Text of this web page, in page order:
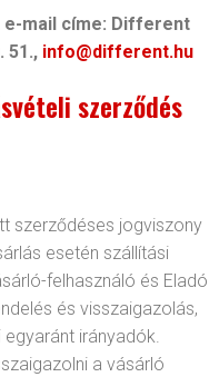
mail címe: Different
51., info@different.hu
szerződés
szerződéses jogviszony
esetén szállítási
felhasználó és Eladó
és visszaigazolás,
irányadók.
a vásárló